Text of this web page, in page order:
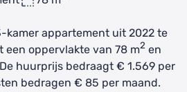
kamer appartement uit 2022 te
een oppervlakte van 78 m2 en
huurprijs bedraagt € 1.569 per
bedragen € 85 per maand.